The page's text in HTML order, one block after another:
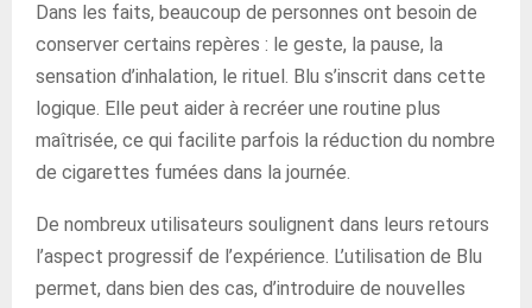
Dans les faits, beaucoup de personnes ont besoin de
conserver certains repères : le geste, la pause, la
sensation d’inhalation, le rituel. Blu s’inscrit dans cette
logique. Elle peut aider à recréer une routine plus
maîtrisée, ce qui facilite parfois la réduction du nombre
de cigarettes fumées dans la journée.
De nombreux utilisateurs soulignent dans leurs retours
l’aspect progressif de l’expérience. L’utilisation de Blu
permet, dans bien des cas, d’introduire de nouvelles